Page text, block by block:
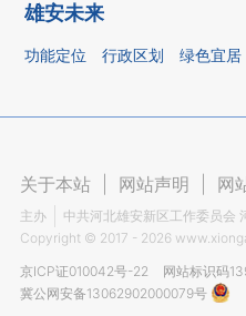
雄安未来
功能定位 行政区划 绿色宜居
关于本站 网站声明 网
主办
中共河北雄安新区工作委员会
Copyright © 2017 - 2026
京ICP证010042号-22
网站标识码
冀公网安备13062902000079号